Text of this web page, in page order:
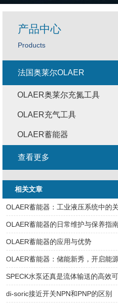
产品中心
Products
法国奥莱尔OLAER
OLAER奥莱尔充氮工具
OLAER充气工具
OLAER蓄能器
查看更多
相关文章
OLAER蓄能器：工业液压系统中的
OLAER蓄能器的日常维护与保养指
OLAER蓄能器的应用与优势
SPECK水泵还真是流体输送的高效
di-soric接近开关NPN和PNP的区别